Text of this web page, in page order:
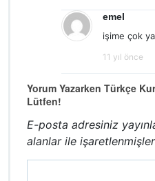
emel
işime çok
11 yıl önce
Yorum Yazarken Türkçe
Lütfen!
E-posta adresiniz
alanlar ile